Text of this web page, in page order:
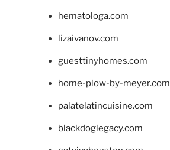
hematologa.com
lizaivanov.com
guesttinyhomes.com
home-plow-by-meyer.com
palatelatincuisine.com
blackdoglegacy.com